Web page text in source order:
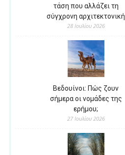
τάση που αλλάζει τη
σύγχρονη αρχιτεκτονική
28 Ιουλίου 2026
Βεδουίνοι: Πώς ζουν
σήμερα οι νομάδες της
ερήμου;
27 Ιουλίου 2026